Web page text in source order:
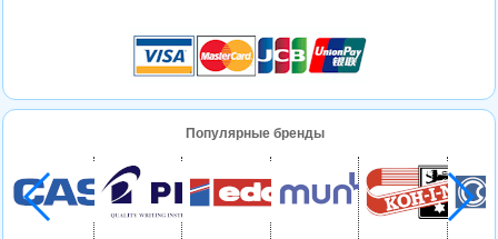
Популярные бренды